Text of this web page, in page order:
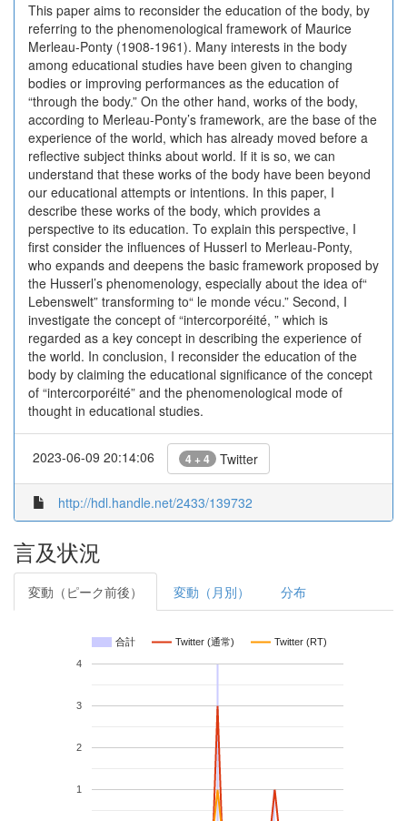
This paper aims to reconsider the education of the body, by
referring to the phenomenological framework of Maurice
Merleau-Ponty (1908-1961). Many interests in the body
among educational studies have been given to changing
bodies or improving performances as the education of
“through the body.” On the other hand, works of the body,
according to Merleau-Ponty’s framework, are the base of the
experience of the world, which has already moved before a
reflective subject thinks about world. If it is so, we can
understand that these works of the body have been beyond
our educational attempts or intentions. In this paper, I
describe these works of the body, which provides a
perspective to its education. To explain this perspective, I
first consider the influences of Husserl to Merleau-Ponty,
who expands and deepens the basic framework proposed by
the Husserl’s phenomenology, especially about the idea of“
Lebenswelt” transforming to“ le monde vécu.” Second, I
investigate the concept of “intercorporéité, ” which is
regarded as a key concept in describing the experience of
the world. In conclusion, I reconsider the education of the
body by claiming the educational significance of the concept
of “intercorporéité” and the phenomenological mode of
thought in educational studies.
2023-06-09 20:14:06 4 + 4 Twitter
http://hdl.handle.net/2433/139732
言及状況
変動（ピーク前後） 変動（月別） 分布
合計 Twitter (通常) Twitter (RT)
1
2
3
4